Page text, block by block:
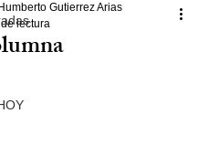
Gutierrez Arias
lectura